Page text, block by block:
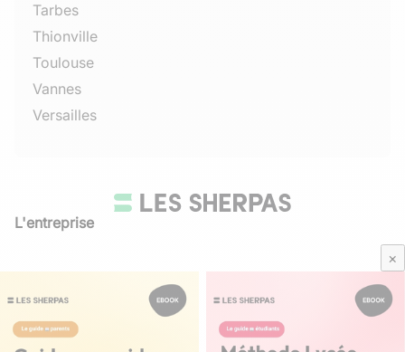
×
Tarbes
Thionville
Toulouse
Vannes
Versailles
L'entreprise
Média Parents
Mentions légales